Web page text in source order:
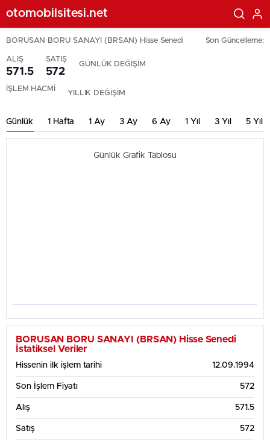
otomobilsitesi.net
BORUSAN BORU SANAYI (BRSAN) Hisse Senedi Son Güncelleme:
ALIŞ
571.5
SATIŞ
572
GÜNLÜK DEĞİŞİM
İŞLEM HACMİ YILLIK DEĞİŞİM
Günlük 1 Hafta 1 Ay 3 Ay 6 Ay 1 Yıl 3 Yıl 5 Yıl
Günlük Grafik Tablosu
BORUSAN BORU SANAYI (BRSAN) Hisse Senedi
İstatiksel Veriler
Hissenin ilk işlem tarihi 12.09.1994
Son İşlem Fiyatı 572
Alış 571.5
Satış 572